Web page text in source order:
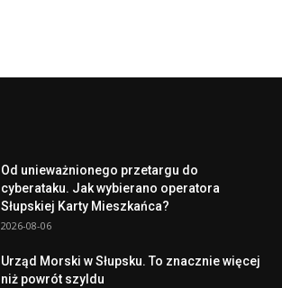
Od unieważnionego przetargu do
cyberataku. Jak wybierano operatora
Słupskiej Karty Mieszkańca?
2026-08-06
Urząd Morski w Słupsku. To znacznie więcej
niż powrót szyldu